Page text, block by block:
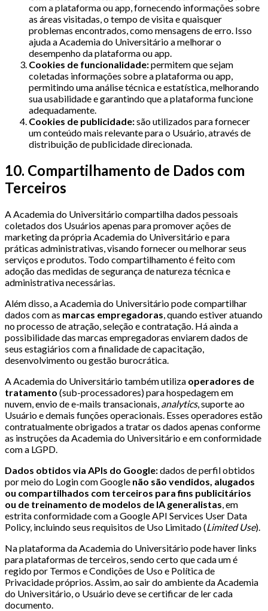
com a plataforma ou app, fornecendo informações sobre
as áreas visitadas, o tempo de visita e quaisquer
problemas encontrados, como mensagens de erro. Isso
ajuda a Academia do Universitário a melhorar o
desempenho da plataforma ou app.
Cookies de funcionalidade:permitem que sejam
coletadas informações sobre a plataforma ou app,
permitindo uma análise técnica e estatística, melhorando
sua usabilidade e garantindo que a plataforma funcione
adequadamente.
Cookies de publicidade:são utilizados para fornecer
um conteúdo mais relevante para o Usuário, através de
distribuição de publicidade direcionada.
10. Compartilhamento de Dados com
Terceiros
A Academia do Universitário compartilha dados pessoais
coletados dos Usuários apenas para promover ações de
marketing da própria Academia do Universitário e para
práticas administrativas, visando fornecer ou melhorar seus
serviços e produtos. Todo compartilhamento é feito com
adoção das medidas de segurança de natureza técnica e
administrativa necessárias.
Além disso, a Academia do Universitário pode compartilhar
dados com as marcas empregadoras , quando estiver atuando
no processo de atração, seleção e contratação. Há ainda a
possibilidade das marcas empregadoras enviarem dados de
seus estagiários com a finalidade de capacitação,
desenvolvimento ou gestão burocrática.
A Academia do Universitário também utiliza operadores de
tratamento (sub-processadores) para hospedagem em
nuvem, envio de e-mails transacionais, analytics, suporte ao
Usuário e demais funções operacionais. Esses operadores estão
contratualmente obrigados a tratar os dados apenas conforme
as instruções da Academia do Universitário e em conformidade
com a LGPD.
Dados obtidos via APIs do Google:dados de perfil obtidos
por meio do Login com Google não são vendidos, alugados
ou compartilhados com terceiros para fins publicitários
ou de treinamento de modelos de IA generalistas , em
estrita conformidade com a Google API Services User Data
Policy, incluindo seus requisitos de Uso Limitado (Limited Use).
Na plataforma da Academia do Universitário pode haver links
para plataformas de terceiros, sendo certo que cada um é
regido por Termos e Condições de Uso e Política de
Privacidade próprios. Assim, ao sair do ambiente da Academia
do Universitário, o Usuário deve se certificar de ler cada
documento.